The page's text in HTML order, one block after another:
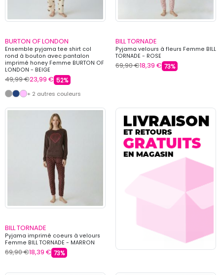
BURTON OF LONDON
Ensemble pyjama tee shirt col
rond à bouton avec pantalon
imprimé honey Femme BURTON OF
LONDON - BEIGE
49,99 €23,99 € 52%
+ 2 autres couleurs
BILL TORNADE
Pyjama velours à fleurs Femme BILL
TORNADE - ROSE
69,90 €18,39 € 73%
BILL TORNADE
Pyjama imprimé coeurs à velours
Femme BILL TORNADE - MARRON
69,90 €18,39 € 73%